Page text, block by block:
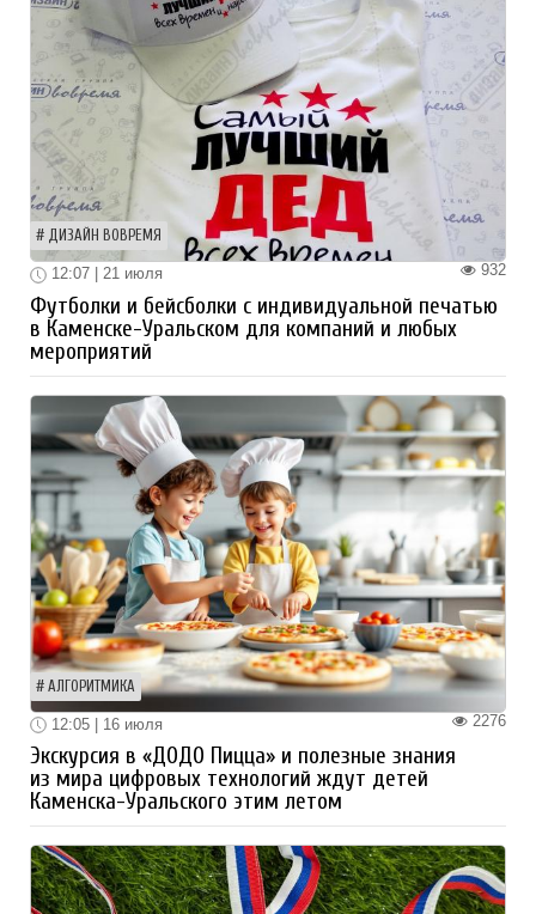
ДИЗАЙН ВОВРЕМЯ
932
12:07 | 21 июля
Футболки и бейсболки с индивидуальной печатью
в Каменске-Уральском для компаний и любых
мероприятий
АЛГОРИТМИКА
2276
12:05 | 16 июля
Экскурсия в «ДОДО Пицца» и полезные знания
из мира цифровых технологий ждут детей
Каменска-Уральского этим летом